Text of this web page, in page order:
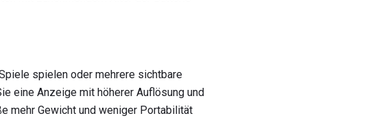
spielen oder mehrere sichtbare
eine Anzeige mit höherer Auflösung und
mehr Gewicht und weniger Portabilität